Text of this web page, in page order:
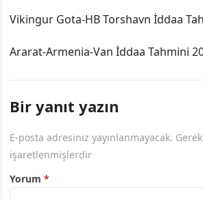
Vikingur Gota-HB Torshavn İddaa
Ararat-Armenia-Van İddaa Tahmini
Bir yanıt yazın
E-posta adresiniz yayınlanmayacak.
işaretlenmişlerdir
Yorum*